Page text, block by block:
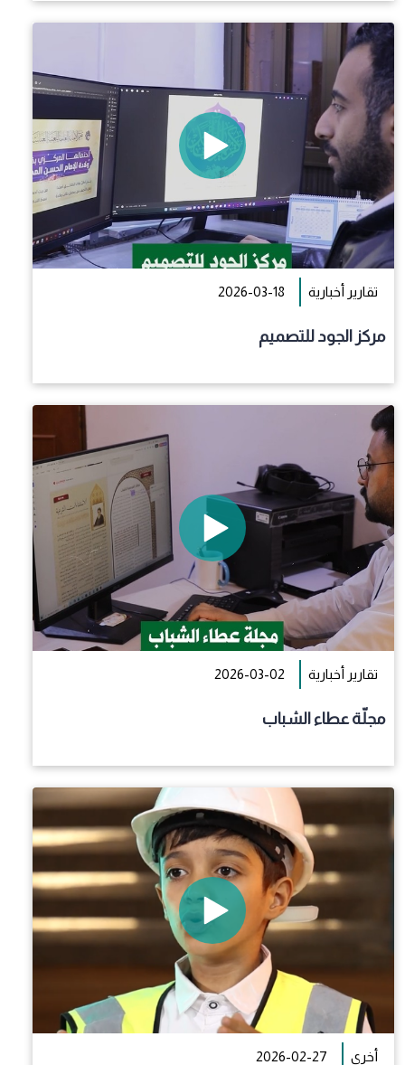
تقارير أخبارية 2026-03-18
مركز الجود للتصميم
تقارير أخبارية 2026-03-02
مجلّة عطاء الشباب
أخرى 2026-02-27